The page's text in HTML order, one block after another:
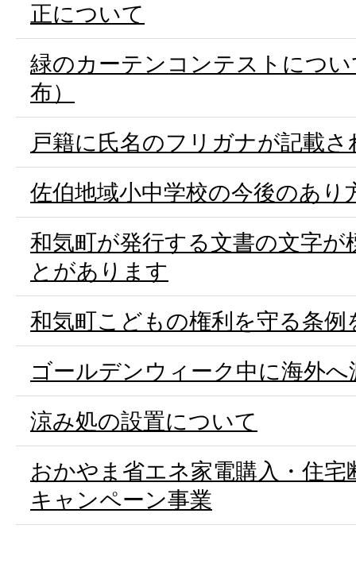
正について
緑のカーテンコンテストにつ
布）
戸籍に氏名のフリガナが記載さ
佐伯地域小中学校の今後のあり
和気町が発行する文書の文字
とがあります
和気町こどもの権利を守る条
ゴールデンウィーク中に海外
涼み処の設置について
おかやま省エネ家電購入・住
キャンペーン事業